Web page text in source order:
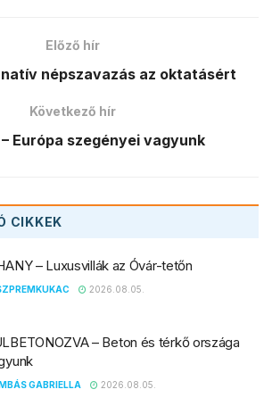
Előző hír
népszavazás az oktatásért
Következő hír
– Európa szegényei vagyunk
CIKKEK
– Luxusvillák az Óvár-tetőn
2026.08.05.
– Beton és térkő országa
GABRIELLA 2026.08.05.